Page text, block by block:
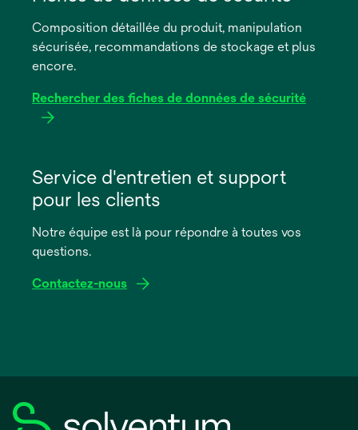
nouvel
onglet
Composition détaillée du produit, manipulation
sécurisée, recommandations de stockage et plus
encore.
Rechercher des fiches de données de sécurité
dans
nouvel
onglet
Service d'entretien et support
pour les clients
Notre équipe est là pour répondre à toutes vos
questions.
Contactez-nous